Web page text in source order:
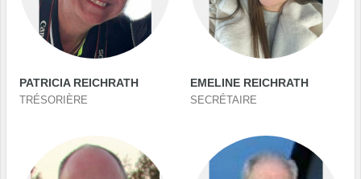
PATRICIA REICHRATH
TRÉSORIÈRE
EMELINE REICHRATH
SECRÉTAIRE